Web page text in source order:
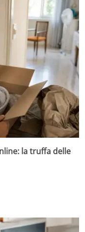
la truffa delle